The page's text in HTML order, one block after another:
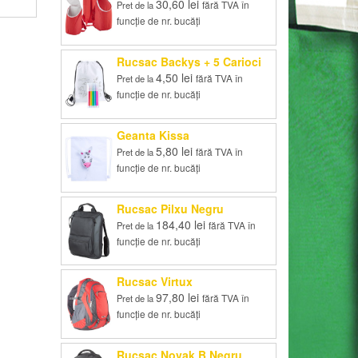
Pret de la30,60 lei fără TVA în
funcție de nr. bucăți
Rucsac Backys + 5 Carioci
Pret de la4,50 lei fără TVA în
funcție de nr. bucăți
Geanta Kissa
Pret de la5,80 lei fără TVA în
funcție de nr. bucăți
Rucsac Pilxu Negru
Pret de la 184,40 lei fără TVA în
funcție de nr. bucăți
Rucsac Virtux
Pret de la97,80 lei fără TVA în
funcție de nr. bucăți
Rucsac Novak B Negru